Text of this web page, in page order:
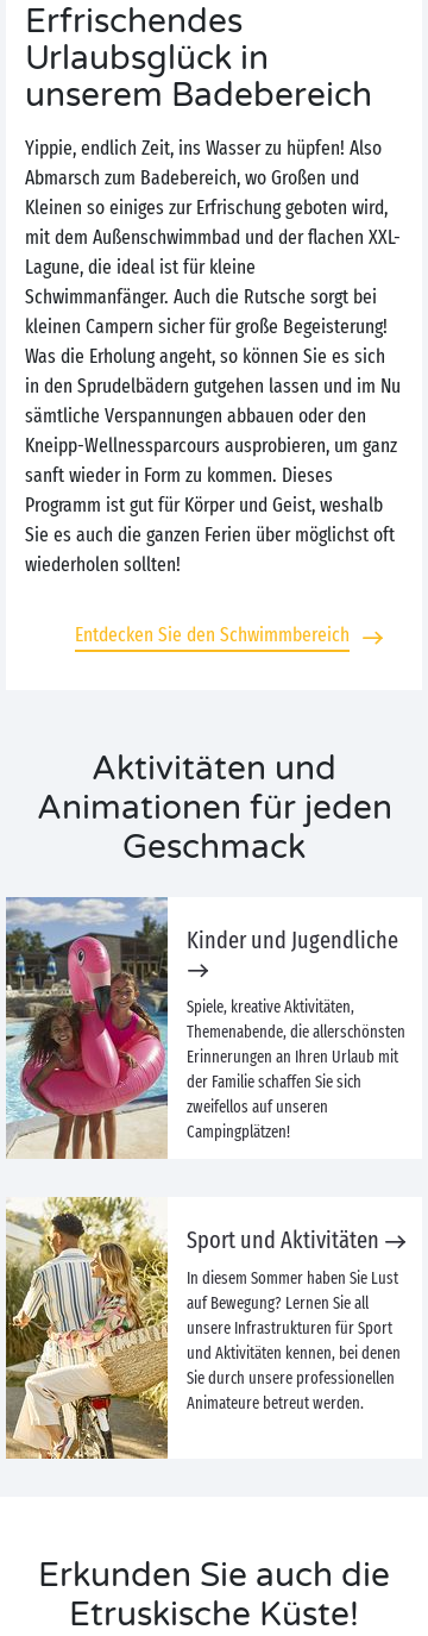
Erfrischendes
Urlaubsglück in
unserem Badebereich
Yippie, endlich Zeit, ins Wasser zu hüpfen! Also
Abmarsch zum Badebereich, wo Großen und
Kleinen so einiges zur Erfrischung geboten wird,
mit dem Außenschwimmbad und der flachen XXL-
Lagune, die ideal ist für kleine
Schwimmanfänger. Auch die Rutsche sorgt bei
kleinen Campern sicher für große Begeisterung!
Was die Erholung angeht, so können Sie es sich
in den Sprudelbädern gutgehen lassen und im Nu
sämtliche Verspannungen abbauen oder den
Kneipp-Wellnessparcours ausprobieren, um ganz
sanft wieder in Form zu kommen. Dieses
Programm ist gut für Körper und Geist, weshalb
Sie es auch die ganzen Ferien über möglichst oft
wiederholen sollten!
Entdecken Sie den Schwimmbereich
Aktivitäten und
Animationen für jeden
Geschmack
Kinder und Jugendliche
Spiele, kreative Aktivitäten,
Themenabende, die allerschönsten
Erinnerungen an Ihren Urlaub mit
der Familie schaffen Sie sich
zweifellos auf unseren
Campingplätzen!
Sport und Aktivitäten
In diesem Sommer haben Sie Lust
auf Bewegung? Lernen Sie all
unsere Infrastrukturen für Sport
und Aktivitäten kennen, bei denen
Sie durch unsere professionellen
Animateure betreut werden.
Erkunden Sie auch die
Etruskische Küste!